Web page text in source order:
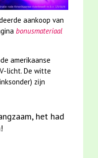
aankoop van
bonusmateriaal
amerikaanse
licht. De witte
zijn
het had